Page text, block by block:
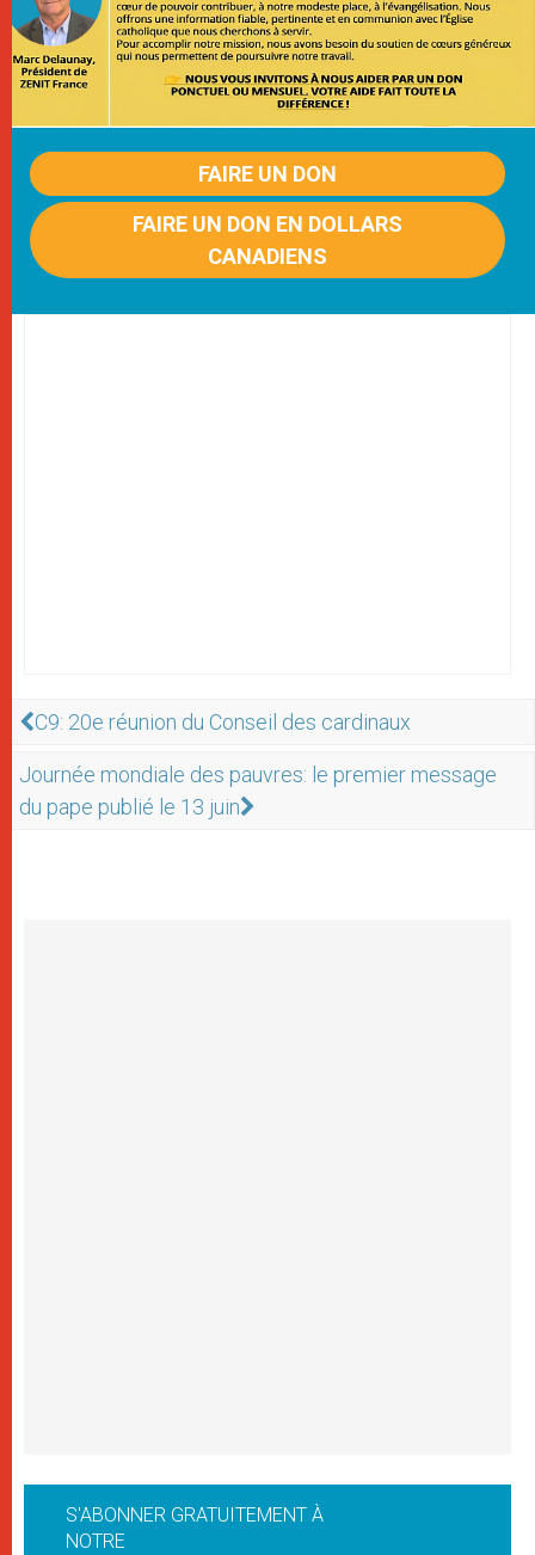
FAIRE UN DON
FAIRE UN DON EN DOLLARS
CANADIENS
C9: 20e réunion du Conseil des cardinaux
Journée mondiale des pauvres: le premier message
du pape publié le 13 juin
S'ABONNER GRATUITEMENT À
NOTRE